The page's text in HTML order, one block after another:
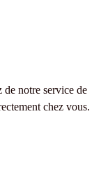
de notre service de
chez vous.